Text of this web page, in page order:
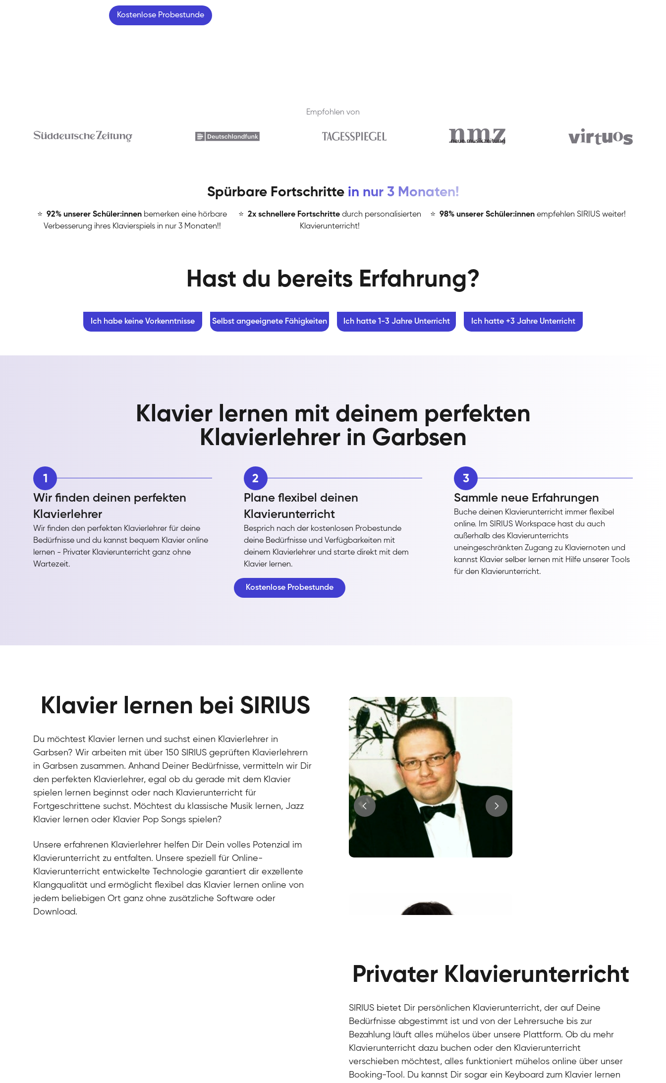
Kostenlose Probestunde
Empfohlen von
Spürbare Fortschritte in nur 3 Monaten!
⭐ ️92% unserer Schüler:innen bemerken eine hörbare
Verbesserung ihres Klavierspiels in nur 3 Monaten!!
⭐ ️2x schnellere Fortschritte durch personalisierten
Klavierunterricht!
⭐ 98% unserer Schüler:innen empfehlen SIRIUS weiter!
Hast du bereits Erfahrung?
Ich habe keine Vorkenntnisse Selbst angeeignete Fähigkeiten Ich hatte 1-3 Jahre Unterricht Ich hatte +3 Jahre Unterricht
Klavier lernen mit deinem perfekten
Klavierlehrer in Garbsen
1
Wir finden deinen perfekten
Klavierlehrer
Wir finden den perfekten Klavierlehrer für deine
Bedürfnisse und du kannst bequem Klavier online
lernen - Privater Klavierunterricht ganz ohne
Wartezeit.
2
Plane flexibel deinen
Klavierunterricht
Besprich nach der kostenlosen Probestunde
deine Bedürfnisse und Verfügbarkeiten mit
deinem Klavierlehrer und starte direkt mit dem
Klavier lernen.
3
Sammle neue Erfahrungen
Buche deinen Klavierunterricht immer flexibel
online. Im SIRIUS Workspace hast du auch
außerhalb des Klavierunterrichts
uneingeschränkten Zugang zu Klaviernoten und
kannst Klavier selber lernen mit Hilfe unserer Tools
für den Klavierunterricht.
Kostenlose Probestunde
Klavier lernen bei SIRIUS
Du möchtest Klavier lernen und suchst einen Klavierlehrer in
Garbsen? Wir arbeiten mit über 150 SIRIUS geprüften Klavierlehrern
in Garbsen zusammen. Anhand Deiner Bedürfnisse, vermitteln wir Dir
den perfekten Klavierlehrer, egal ob du gerade mit dem Klavier
spielen lernen beginnst oder nach Klavierunterricht für
Fortgeschrittene suchst. Möchtest du klassische Musik lernen, Jazz
Klavier lernen oder Klavier Pop Songs spielen?
Unsere erfahrenen Klavierlehrer helfen Dir Dein volles Potenzial im
Klavierunterricht zu entfalten. Unsere speziell für Online-
Klavierunterricht entwickelte Technologie garantiert dir exzellente
Klangqualität und ermöglicht flexibel das Klavier lernen online von
jedem beliebigen Ort ganz ohne zusätzliche Software oder
Download.
Klavier / Piano / Flügel
Klavier / Piano / Flügel
Charlotte
Klavier / Piano / Flügel
Privater Klavierunterricht
SIRIUS bietet Dir persönlichen Klavierunterricht, der auf Deine
Bedürfnisse abgestimmt ist und von der Lehrersuche bis zur
Bezahlung läuft alles mühelos über unsere Plattform. Ob du mehr
Klavierunterricht dazu buchen oder den Klavierunterricht
verschieben möchtest, alles funktioniert mühelos online über unser
Booking-Tool. Du kannst Dir sogar ein Keyboard zum Klavier lernen